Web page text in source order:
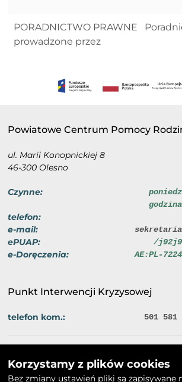
PORADNICTWO PRAWNE
prowadzone przez
Powiatowe Centrum Pomocy
ul. Marii Konopnickiej 8
46-300 Olesno
Czynne:
telefon:
e-mail:
ePUAP: /
e-Doręczenia: AE:PL-
Punkt Interwencji Kryzysowej
telefon kom.: 501 581
2026 © Powiatowe Centrum Pomocy
Korzystamy z plików cookies
Bez zmiany ustawień pliki są zapisywane